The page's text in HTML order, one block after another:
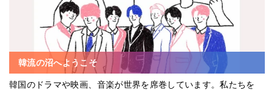
韓流の沼へようこそ
韓国のドラマや映画、音楽が世界を席巻しています。私たちを